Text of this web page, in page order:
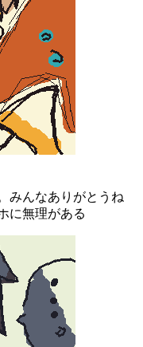
みんなありがとうね
に無理がある